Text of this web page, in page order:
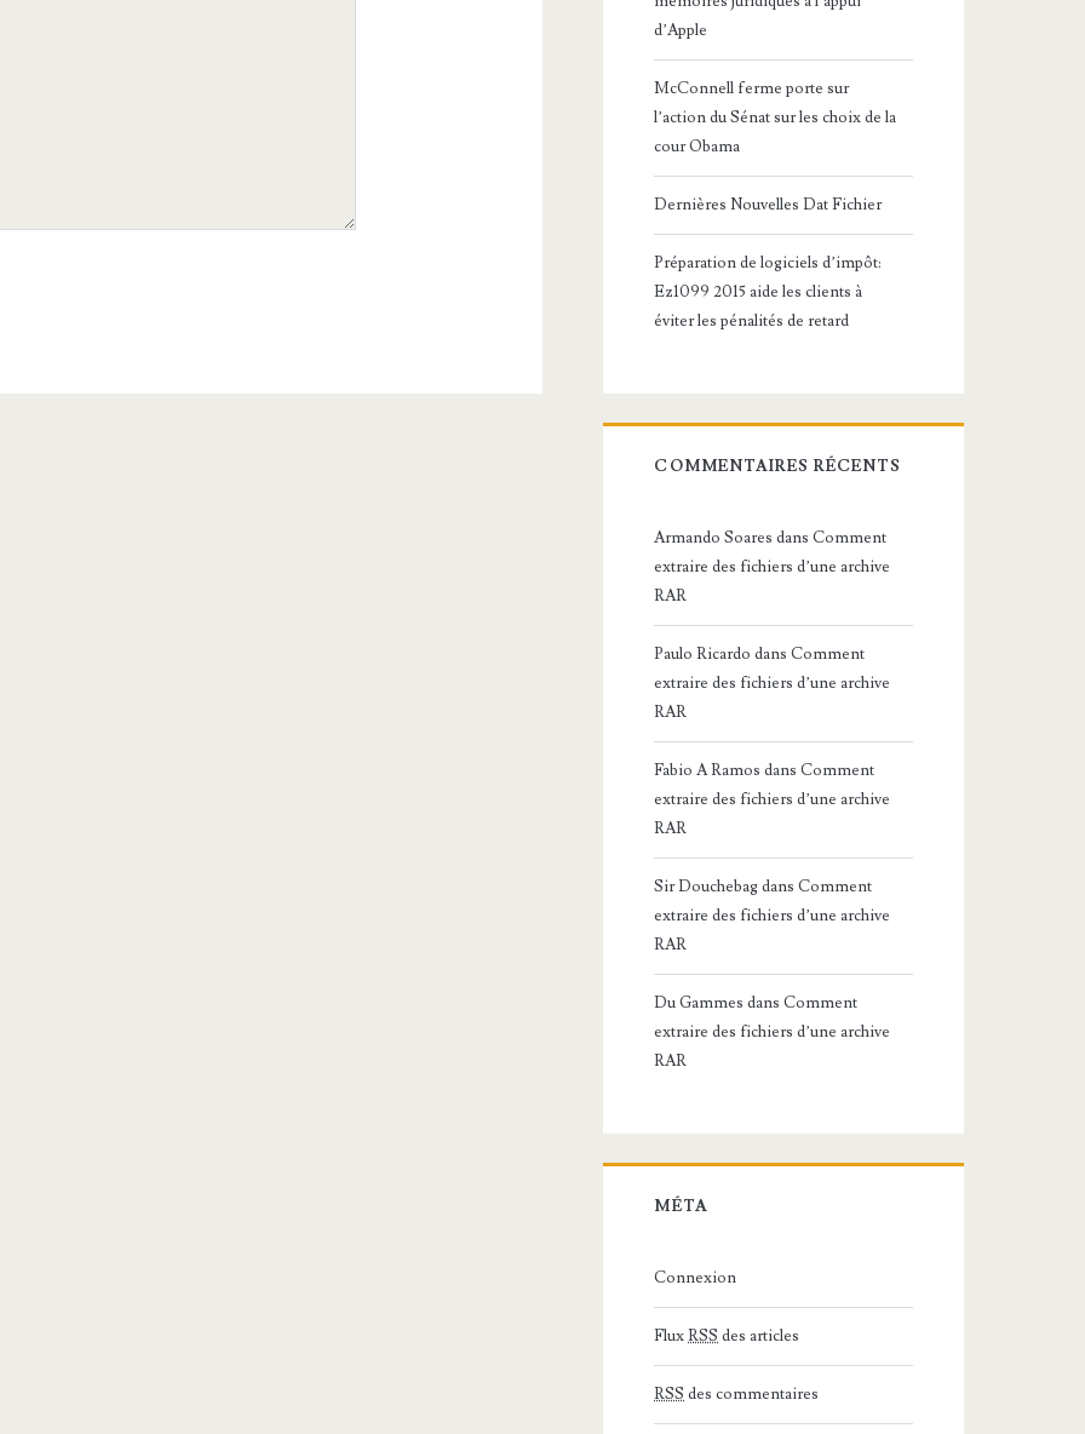
d’Apple
McConnell ferme porte sur
l’action du Sénat sur les choix de la
cour Obama
Dernières Nouvelles Dat Fichier
Préparation de logiciels d’impôt:
Ez1099 2015 aide les clients à
éviter les pénalités de retard
COMMENTAIRES RÉCENTS
Armando Soares dansComment
extraire des fichiers d’une archive
RAR
Paulo Ricardo dansComment
extraire des fichiers d’une archive
RAR
Fabio A Ramos dansComment
extraire des fichiers d’une archive
RAR
Sir DouchebagdansComment
extraire des fichiers d’une archive
RAR
Du Gammes dansComment
extraire des fichiers d’une archive
RAR
MÉTA
Connexion
FluxRSS des articles
RSS des commentaires